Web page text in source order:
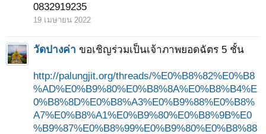
0832919235
19 เมษายน 2022
วัดปางค่า ขอเชิญร่วมเป็นเจ้าภาพยอดฉัตร 5 ชั้น
http://palungjit.org/threads/%E0%B8%82%E0%B8
%AD%E0%B9%80%E0%B8%8A%E0%B8%B4%E
0%B8%8D%E0%B8%A3%E0%B9%88%E0%B8%
A7%E0%B8%A1%E0%B9%80%E0%B8%9B%E0
%B9%87%E0%B8%99%E0%B9%80%E0%B8%88